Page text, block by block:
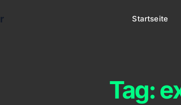
Startseite
Tag: